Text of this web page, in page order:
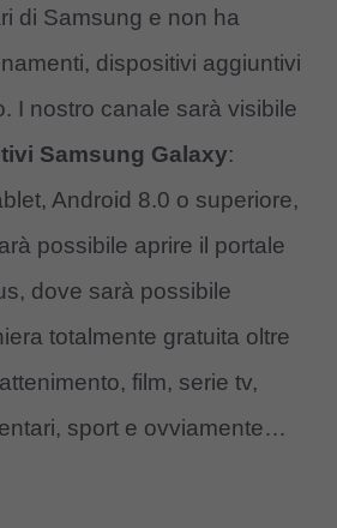
di Samsung e non ha
dispositivi aggiuntivi
I nostro canale sarà visibile
Samsung Galaxy:
Android 8.0 o superiore,
possibile aprire il portale
dove sarà possibile
totalmente gratuita oltre
film, serie tv,
sport e ovviamente…